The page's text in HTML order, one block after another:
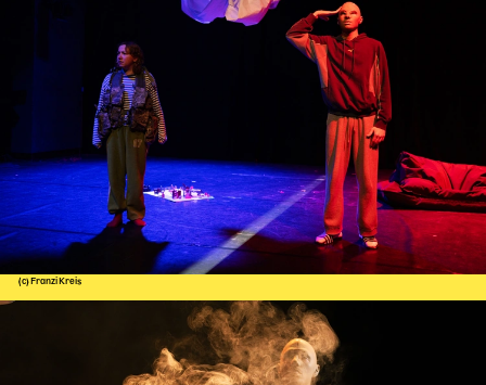
(c) Franzi Kreis